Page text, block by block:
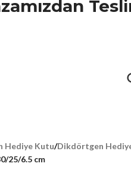
Hediye Kutu/Dikdörtgen
25/6.5 cm